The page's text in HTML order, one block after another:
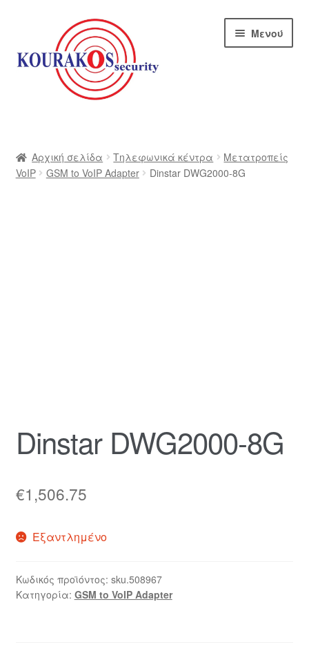
Απευθείας
μετάβαση
στην
πλοήγηση
Μετάβαση
περιεχόμενο
Μενού
Blog
Πληρωμές
Αρχική σελίδα Τηλεφωνικά κέντρα
Μετατροπείς
VoIP
GSM to VoIP Adapter Dinstar DWG2000-8G
Dinstar DWG2000-8G
€1,506.75
Εξαντλημένο
Κωδικός προϊόντος: sku.508967
Κατηγορία: GSM to VoIP Adapter